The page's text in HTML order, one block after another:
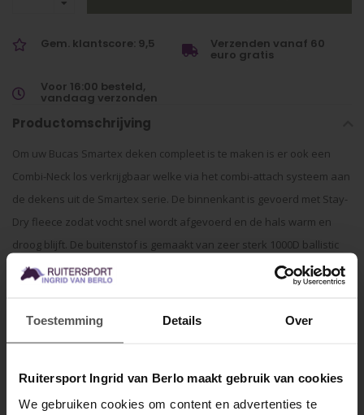
Toestemming Details Over
Ruitersport Ingrid van Berlo maakt gebruik van cookies
We gebruiken cookies om content en advertenties te
Gem. klantscore: 9,5 Verzenden vanaf 60
euro gratis
Voor 16:00 besteld,
vandaag verzonden
Productomschrijving
Om uw Bucas Smartex deken compleet is te maken is er ook een
Combi-Neck los verkrijgbaar welke via het combi-attach systeem aan
de dekens uit de Smartex serie. De binnenkant is gevoerd met Stay-
Dry fleece zodat vocht snel wordt afgevoerd en de hals warm en
droog blijft. De buitenstof is gemaakt van zeer sterk 1000D ballistic
nylon. Ook is de hals zeer goed ademend met zijn 4000 g/m2 24 uur.
Gerelateerde producten